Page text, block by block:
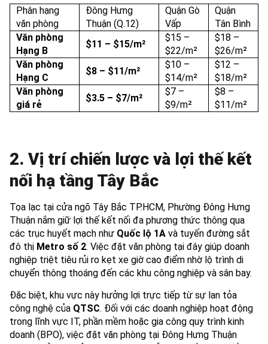
Phân hạng
văn phòng
Đông Hưng
Thuận (Q.12)
Quận Gò
Vấp
Quận
Tân Bình
Văn phòng
Hạng B
$11 – $15/m²
$15 –
$22/m²
$18 –
$26/m²
Văn phòng
Hạng C
$8 – $11/m²
$10 –
$14/m²
$12 –
$18/m²
Văn phòng
giá rẻ
$3.5 – $7/m²
$7 –
$9/m²
$8 –
$11/m²
2. Vị trí chiến lược và lợi thế kết
nối hạ tầng Tây Bắc
Tọa lạc tại cửa ngõ Tây Bắc TP.HCM, Phường Đông Hưng
Thuận nắm giữ lợi thế kết nối đa phương thức thông qua
các trục huyết mạch như Quốc lộ 1A và tuyến đường sắt
đô thị Metro số 2. Việc đặt văn phòng tại đây giúp doanh
nghiệp triệt tiêu rủi ro kẹt xe giờ cao điểm nhờ lộ trình di
chuyển thông thoáng đến các khu công nghiệp và sân bay.
Đặc biệt, khu vực này hưởng lợi trực tiếp từ sự lan tỏa
công nghệ của QTSC. Đối với các doanh nghiệp hoạt động
trong lĩnh vực IT, phần mềm hoặc gia công quy trình kinh
doanh (BPO), việc đặt văn phòng tại Đông Hưng Thuận